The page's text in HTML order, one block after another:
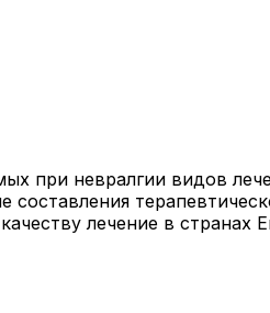
при невралгии видов
составления
лечение в